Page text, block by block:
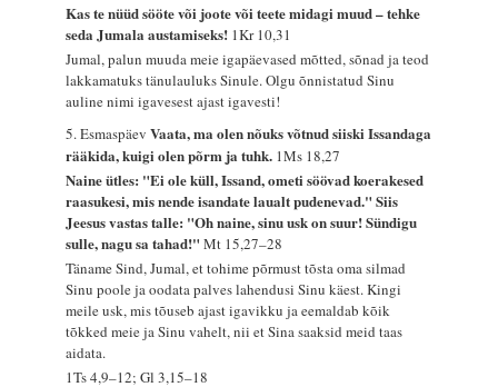
Kas te nüüd sööte või joote või teete midagi muud – tehke
seda Jumala austamiseks! 1Kr 10,31
Jumal, palun muuda meie igapäevased mõtted, sõnad ja teod
lakkamatuks tänulauluks Sinule. Olgu õnnistatud Sinu
auline nimi igavesest ajast igavesti!
5. EsmaspäevVaata, ma olen nõuks võtnud siiski Issandaga
rääkida, kuigi olen põrm ja tuhk. 1Ms 18,27
Naine ütles: "Ei ole küll, Issand, ometi söövad koerakesed
raasukesi, mis nende isandate laualt pudenevad." Siis
Jeesus vastas talle: "Oh naine, sinu usk on suur! Sündigu
sulle, nagu sa tahad!"Mt 15,27–28
Täname Sind, Jumal, et tohime põrmust tõsta oma silmad
Sinu poole ja oodata palves lahendusi Sinu käest. Kingi
meile usk, mis tõuseb ajast igavikku ja eemaldab kõik
tõkked meie ja Sinu vahelt, nii et Sina saaksid meid taas
aidata.
1Ts 4,9–12; Gl 3,15–18